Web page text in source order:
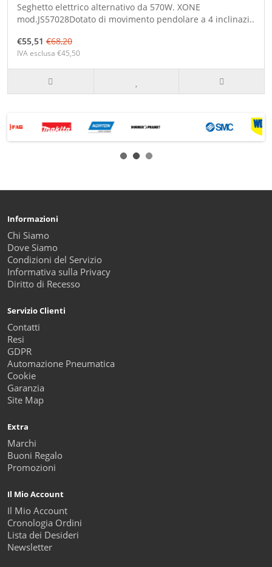
Seghetto elettrico alternativo da 570W. XONE
mod.JS57028Dotato di movimento pendolare a 4 inclinazi..
€55,51 €68,20
IVA esclusa €45,50
Informazioni
Chi Siamo
Dove Siamo
Condizioni del Servizio
Informativa sulla Privacy
Diritto di Recesso
Servizio Clienti
Contatti
Resi
GDPR
Automazione Pneumatica
Cookie
Garanzia
Site Map
Extra
Marchi
Buoni Regalo
Promozioni
Il Mio Account
Il Mio Account
Cronologia Ordini
Lista dei Desideri
Newsletter